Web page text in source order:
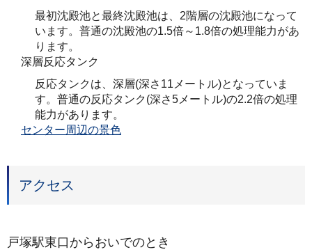
最初沈殿池と最終沈殿池は、2階層の沈殿池になって
います。普通の沈殿池の1.5倍～1.8倍の処理能力があ
ります。
深層反応タンク
反応タンクは、深層(深さ11メートル)となっていま
す。普通の反応タンク(深さ5メートル)の2.2倍の処理
能力があります。
センター周辺の景色
アクセス
戸塚駅東口からおいでのとき